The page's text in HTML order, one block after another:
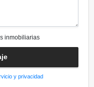
inmobiliarias
y privacidad